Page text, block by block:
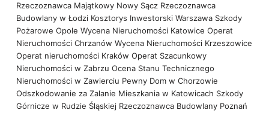
Rzeczoznawca Majątkowy Nowy Sącz Rzeczoznawca
Budowlany w Łodzi Kosztorys Inwestorski Warszawa Szkody
Pożarowe Opole Wycena Nieruchomości Katowice Operat
Nieruchomości Chrzanów Wycena Nieruchomości Krzeszowice
Operat nieruchomości Kraków Operat Szacunkowy
Nieruchomości w Zabrzu Ocena Stanu Technicznego
Nieruchomości w Zawierciu Pewny Dom w Chorzowie
Odszkodowanie za Zalanie Mieszkania w Katowicach Szkody
Górnicze w Rudzie Śląskiej Rzeczoznawca Budowlany Poznań